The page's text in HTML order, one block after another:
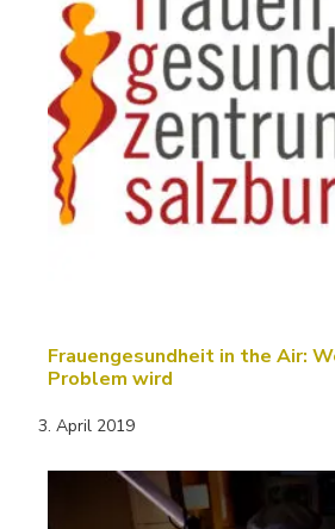
Frauengesundheit in the Air:
Problem wird
3. April 2019